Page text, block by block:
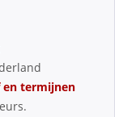
en termijnen